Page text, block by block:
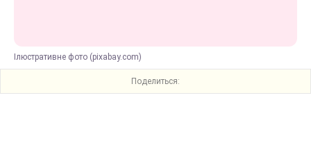
Ілюстративне фото (pixabay.com)
Поделиться: